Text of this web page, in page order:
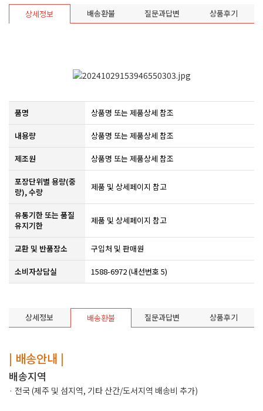
상세정보 배송환불 질문과답변 상품후기
품명 상품명 또는 제품상세 참조
내용량 상품명 또는 제품상세 참조
제조원 ​상품명 또는 제품상세 참조​
포장단위별 용량(중
량), 수량
제품 및 상세페이지 참고
유통기한 또는 품질
유지기한
​제품 및 상세페이지 참고​
교환 및 반품장소 구입처 및 판매원
소비자상담실 1588-6972 (내선번호 5)
상세정보 배송환불 질문과답변 상품후기
| 배송안내 |
배송지역
· 전국 (제주 및 섬지역, 기타 산간/도서지역 배송비 추가)